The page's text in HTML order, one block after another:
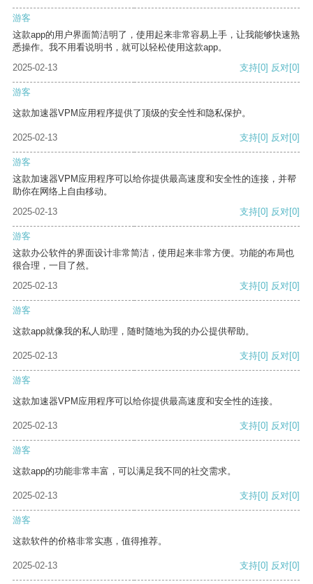
游客
这款app的用户界面简洁明了，使用起来非常容易上手，让我能够快速熟
悉操作。我不用看说明书，就可以轻松使用这款app。
2025-02-13
支持[0] 反对[0]
游客
这款加速器VPM应用程序提供了顶级的安全性和隐私保护。
2025-02-13 支持[0] 反对[0]
游客
这款加速器VPM应用程序可以给你提供最高速度和安全性的连接，并帮
助你在网络上自由移动。
2025-02-13
支持[0] 反对[0]
游客
这款办公软件的界面设计非常简洁，使用起来非常方便。功能的布局也
很合理，一目了然。
2025-02-13
支持[0] 反对[0]
游客
这款app就像我的私人助理，随时随地为我的办公提供帮助。
2025-02-13 支持[0] 反对[0]
游客
这款加速器VPM应用程序可以给你提供最高速度和安全性的连接。
2025-02-13 支持[0] 反对[0]
游客
这款app的功能非常丰富，可以满足我不同的社交需求。
2025-02-13 支持[0] 反对[0]
游客
这款软件的价格非常实惠，值得推荐。
2025-02-13 支持[0] 反对[0]